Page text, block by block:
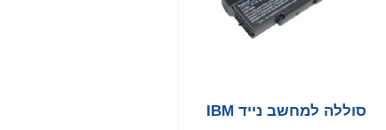
סוללה למחשב נייד IBM